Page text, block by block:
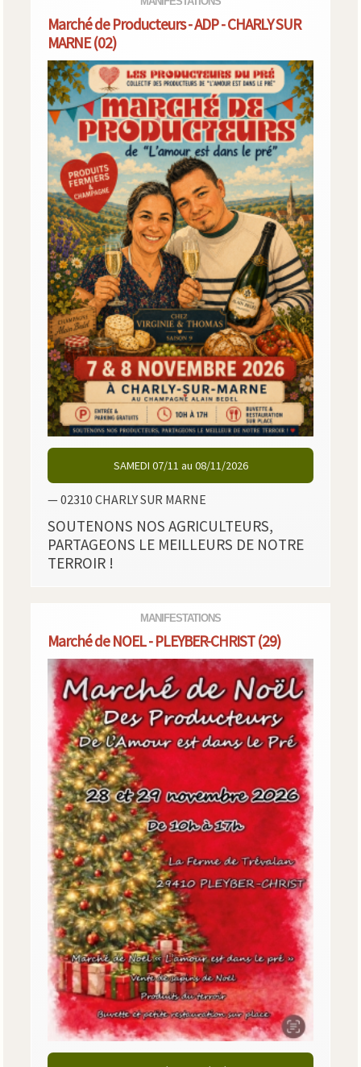
Marché de Producteurs - ADP - CHARLY SUR
MARNE (02)
SAMEDI 07/11 au 08/11/2026
— 02310 CHARLY SUR MARNE
SOUTENONS NOS AGRICULTEURS,
PARTAGEONS LE MEILLEURS DE NOTRE
TERROIR !
MANIFESTATIONS
Marché de NOEL - PLEYBER-CHRIST (29)